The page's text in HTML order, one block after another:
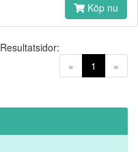
Köp nu
« 1 (current)
»
Resultatsidor: